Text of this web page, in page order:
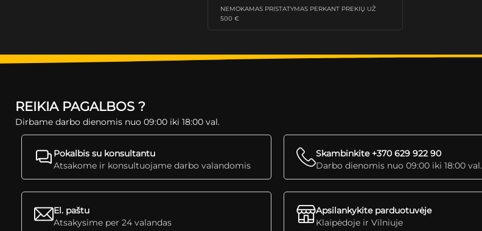
NEMOKAMAS PRISTATYMAS PERKANT PREKIŲ UŽ
500 €
REIKIA PAGALBOS ?
Dirbame darbo dienomis nuo 09:00 iki 18:00 val.
Pokalbis su konsultantu
Atsakome ir konsultuojame darbo valandomis
Skambinkite +370 629 922 90
Darbo dienomis nuo 09:00 iki 18:00 val.
El. paštu
Atsakysime per 24 valandas
Apsilankykite parduotuvėje
Klaipėdoje ir Vilniuje